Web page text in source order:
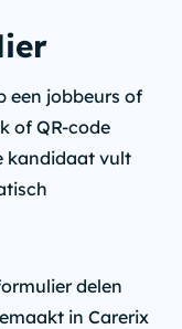
een jobbeurs of
of QR-code
kandidaat vult
delen
in Carerix